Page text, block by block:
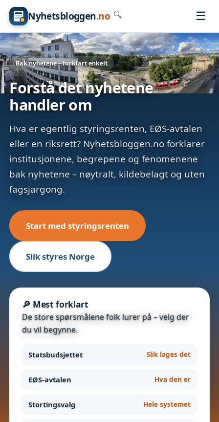
Nyhetsbloggen.no 🔍 ☰
Bak nyhetene – forklart enkelt
Forstå det nyhetene
handler om
Hva er egentlig styringsrenten, EØS-avtalen
eller en riksrett? Nyhetsbloggen.no forklarer
institusjonene, begrepene og fenomenene
bak nyhetene – nøytralt, kildebelagt og uten
fagsjargong.
Start med styringsrenten
Slik styres Norge
🔎 Mest forklart
De store spørsmålene folk lurer på – velg der
du vil begynne.
Statsbudsjettet Slik lages det
EØS-avtalen Hva den er
Stortingsvalg Hele systemet